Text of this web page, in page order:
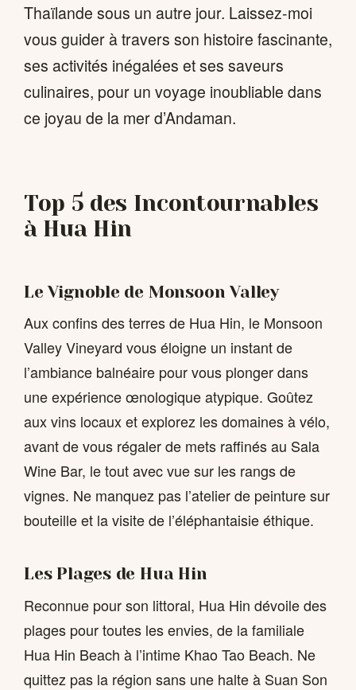
Thaïlande sous un autre jour. Laissez-moi
vous guider à travers son histoire fascinante,
ses activités inégalées et ses saveurs
culinaires, pour un voyage inoubliable dans
ce joyau de la mer d’Andaman.
Top 5 des Incontournables
à Hua Hin
Le Vignoble de Monsoon Valley
Aux confins des terres de Hua Hin, le Monsoon
Valley Vineyard vous éloigne un instant de
l’ambiance balnéaire pour vous plonger dans
une expérience œnologique atypique. Goûtez
aux vins locaux et explorez les domaines à vélo,
avant de vous régaler de mets raffinés au Sala
Wine Bar, le tout avec vue sur les rangs de
vignes. Ne manquez pas l’atelier de peinture sur
bouteille et la visite de l’éléphantaisie éthique.
Les Plages de Hua Hin
Reconnue pour son littoral, Hua Hin dévoile des
plages pour toutes les envies, de la familiale
Hua Hin Beach à l’intime Khao Tao Beach. Ne
quittez pas la région sans une halte à Suan Son